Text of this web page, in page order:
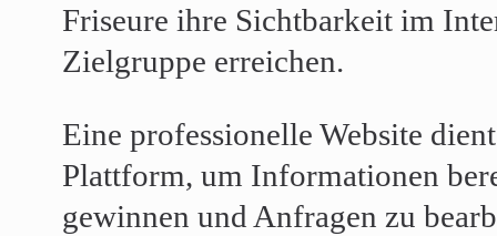
Friseure ihre Sichtbarkeit im
Zielgruppe erreichen.
Eine professionelle Website
Plattform, um Informationen
gewinnen und Anfragen zu